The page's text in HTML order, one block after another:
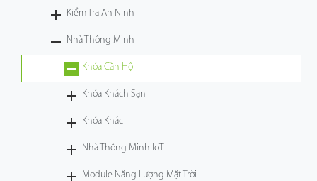
Kiểm Tra An Ninh
Nhà Thông Minh
Khóa Căn Hộ
Khóa Khách Sạn
Khóa Khác
Nhà Thông Minh IoT
Module Năng Lượng Mặt Trời